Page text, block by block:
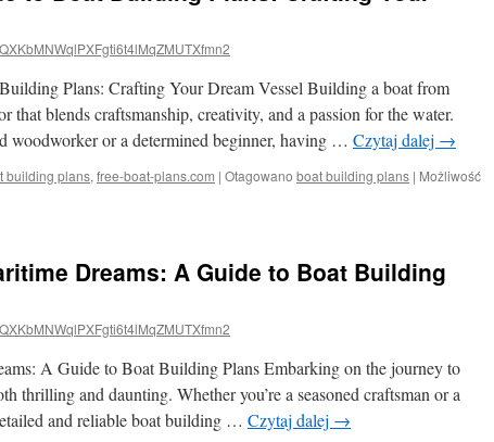
QXKbMNWqlPXFgti6t4lMqZMUTXfmn2
Plans: Crafting Your Dream Vessel Building a boat from
that blends craftsmanship, creativity, and a passion for the water.
woodworker or a determined beginner, having … Czytaj dalej →
building plans, free-boat-plans.com | Otagowano boat building plans | Możliwość
Dreams: A Guide to Boat Building
QXKbMNWqlPXFgti6t4lMqZMUTXfmn2
A Guide to Boat Building Plans Embarking on the journey to
thrilling and daunting. Whether you’re a seasoned craftsman or a
and reliable boat building … Czytaj dalej →